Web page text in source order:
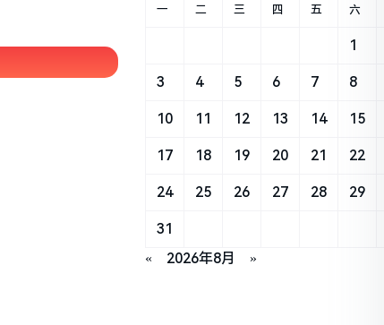
« 2026年8月 »
一 二 三 四 五 六
1
3 4 5 6 7 8
10 11 12 13 14 15
17 18 19 20 21 22
24 25 26 27 28 29
31